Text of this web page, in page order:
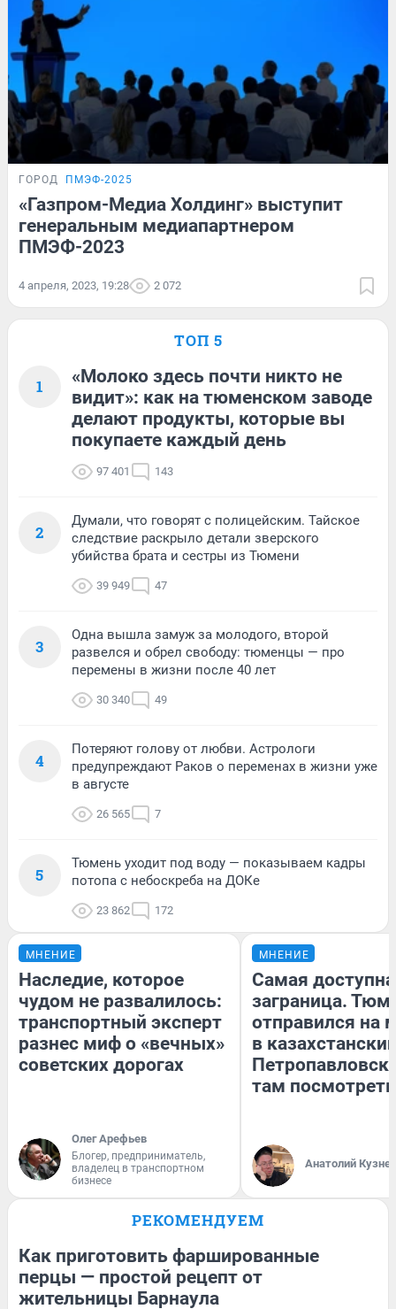
ГОРОД ПМЭФ-2025
«Газпром-Медиа Холдинг» выступит
генеральным медиапартнером
ПМЭФ-2023
4 апреля, 2023, 19:28 2 072
ТОП 5
1
«Молоко здесь почти никто не
видит»: как на тюменском заводе
делают продукты, которые вы
покупаете каждый день
97 401 143
2
Думали, что говорят с полицейским. Тайское
следствие раскрыло детали зверского
убийства брата и сестры из Тюмени
39 949 47
3
Одна вышла замуж за молодого, второй
развелся и обрел свободу: тюменцы — про
перемены в жизни после 40 лет
30 340 49
4
Потеряют голову от любви. Астрологи
предупреждают Раков о переменах в жизни уже
в августе
26 565 7
5
Тюмень уходит под воду — показываем кадры
потопа с небоскреба на ДОКе
23 862 172
МНЕНИЕ
Наследие, которое
чудом не развалилось:
транспортный эксперт
разнес миф о «вечных»
советских дорогах
Олег Арефьев
Блогер, предприниматель,
владелец в транспортном
бизнесе
МНЕНИЕ
Самая
заграница.
отправился на
в
там посмотреть
Анатолий
РЕКОМЕНДУЕМ
Как приготовить фаршированные
перцы — простой рецепт от
жительницы Барнаула